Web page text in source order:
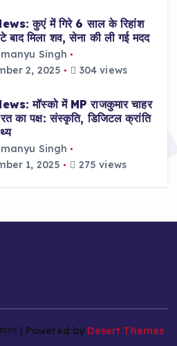
कुएं में गिरे 6 साल के रिहांश
बाद मिला शव, सेना की ली गई मदद
Singh
2, 2025
304 views
मॉस्को में MP राजकुमार चाहर
का पक्ष: संस्कृति, डिजिटल क्रांति
Singh
1, 2025
275 views
| Powered by Desert Themes